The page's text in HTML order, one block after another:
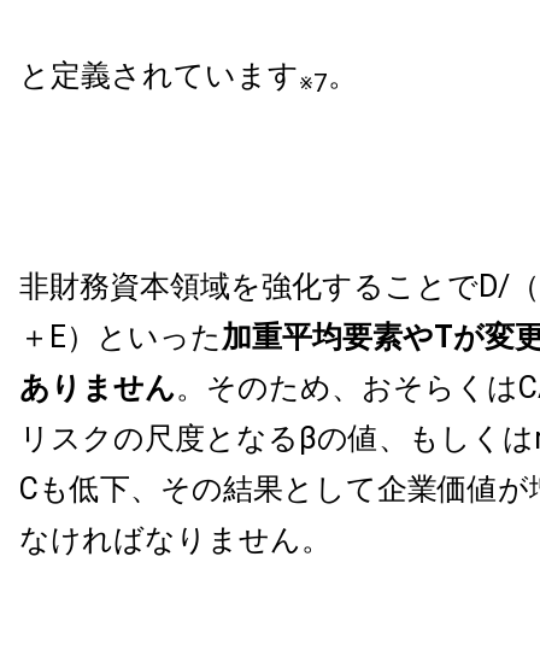
と定義されています※7。
非財務資本領域を強化することでD/
＋E）といった加重平均要素やTが変
ありません。そのため、おそらくは
リスクの尺度となるβの値、もしくは
Cも低下、その結果として企業価値
なければなりません。